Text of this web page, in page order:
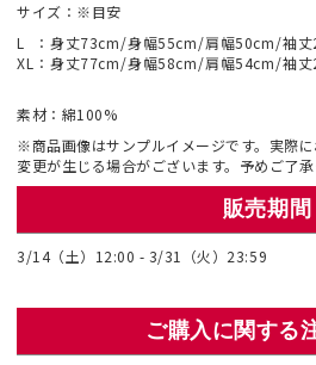
サイズ：※目安
L
： 身丈73cm/身幅55cm/肩幅50cm/袖
XL ： 身丈77cm/身幅58cm/肩幅54cm/袖
素材：綿100%
※商品画像はサンプルイメージです。実際
変更が生じる場合がございます。予めご了承
販売期間
3/14（土）12:00 - 3/31（火）23:59
ご購入に関する